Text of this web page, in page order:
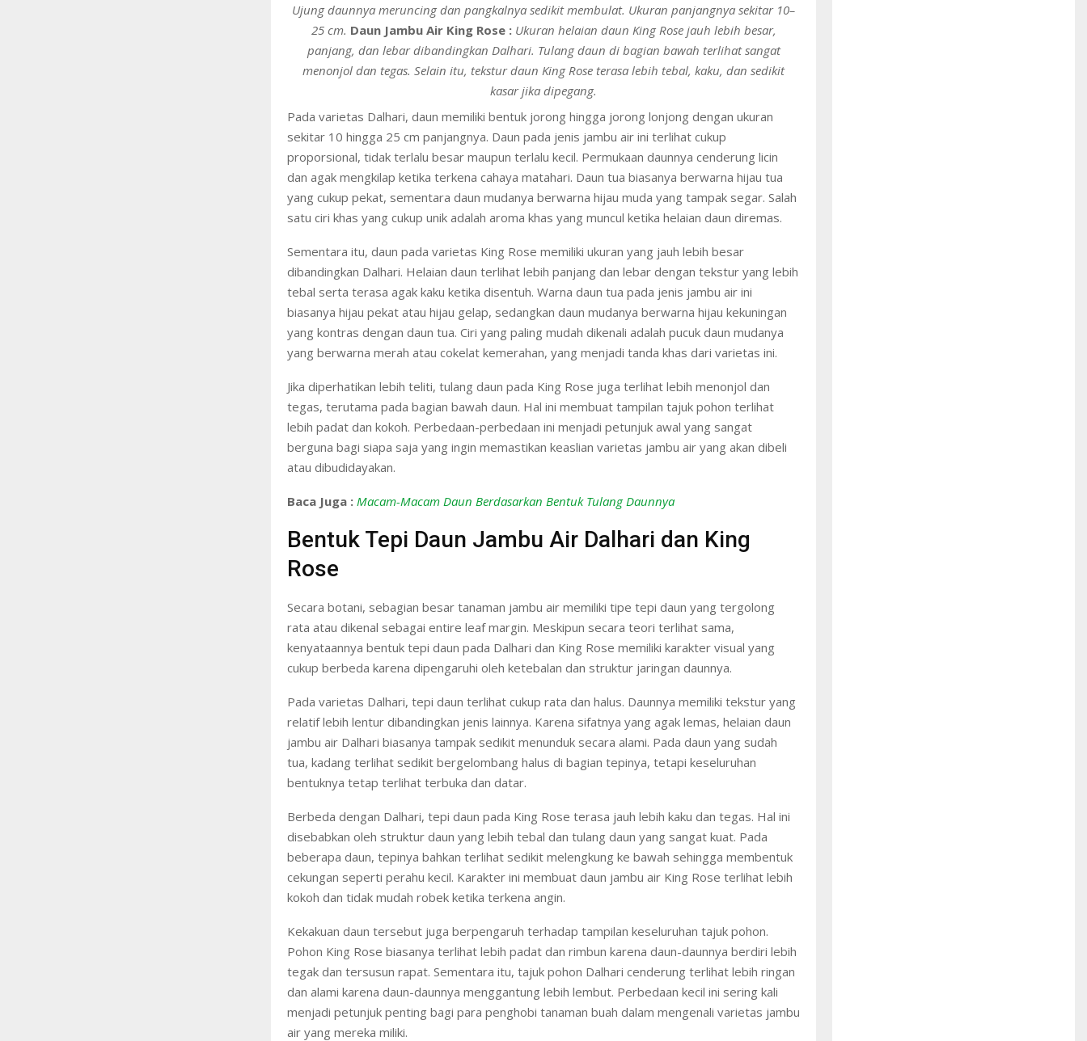
Ujung daunnya meruncing dan pangkalnya sedikit membulat. Ukuran panjangnya sekitar 10–
25 cm. Daun Jambu Air King Rose : Ukuran helaian daun King Rose jauh lebih besar,
panjang, dan lebar dibandingkan Dalhari. Tulang daun di bagian bawah terlihat sangat
menonjol dan tegas. Selain itu, tekstur daun King Rose terasa lebih tebal, kaku, dan sedikit
kasar jika dipegang.
Pada varietas Dalhari, daun memiliki bentuk jorong hingga jorong lonjong dengan ukuran
sekitar 10 hingga 25 cm panjangnya. Daun pada jenis jambu air ini terlihat cukup
proporsional, tidak terlalu besar maupun terlalu kecil. Permukaan daunnya cenderung licin
dan agak mengkilap ketika terkena cahaya matahari. Daun tua biasanya berwarna hijau tua
yang cukup pekat, sementara daun mudanya berwarna hijau muda yang tampak segar. Salah
satu ciri khas yang cukup unik adalah aroma khas yang muncul ketika helaian daun diremas.
Sementara itu, daun pada varietas King Rose memiliki ukuran yang jauh lebih besar
dibandingkan Dalhari. Helaian daun terlihat lebih panjang dan lebar dengan tekstur yang lebih
tebal serta terasa agak kaku ketika disentuh. Warna daun tua pada jenis jambu air ini
biasanya hijau pekat atau hijau gelap, sedangkan daun mudanya berwarna hijau kekuningan
yang kontras dengan daun tua. Ciri yang paling mudah dikenali adalah pucuk daun mudanya
yang berwarna merah atau cokelat kemerahan, yang menjadi tanda khas dari varietas ini.
Jika diperhatikan lebih teliti, tulang daun pada King Rose juga terlihat lebih menonjol dan
tegas, terutama pada bagian bawah daun. Hal ini membuat tampilan tajuk pohon terlihat
lebih padat dan kokoh. Perbedaan-perbedaan ini menjadi petunjuk awal yang sangat
berguna bagi siapa saja yang ingin memastikan keaslian varietas jambu air yang akan dibeli
atau dibudidayakan.
Baca Juga : Macam-Macam Daun Berdasarkan Bentuk Tulang Daunnya
Bentuk Tepi Daun Jambu Air Dalhari dan King
Rose
Secara botani, sebagian besar tanaman jambu air memiliki tipe tepi daun yang tergolong
rata atau dikenal sebagai entire leaf margin. Meskipun secara teori terlihat sama,
kenyataannya bentuk tepi daun pada Dalhari dan King Rose memiliki karakter visual yang
cukup berbeda karena dipengaruhi oleh ketebalan dan struktur jaringan daunnya.
Pada varietas Dalhari, tepi daun terlihat cukup rata dan halus. Daunnya memiliki tekstur yang
relatif lebih lentur dibandingkan jenis lainnya. Karena sifatnya yang agak lemas, helaian daun
jambu air Dalhari biasanya tampak sedikit menunduk secara alami. Pada daun yang sudah
tua, kadang terlihat sedikit bergelombang halus di bagian tepinya, tetapi keseluruhan
bentuknya tetap terlihat terbuka dan datar.
Berbeda dengan Dalhari, tepi daun pada King Rose terasa jauh lebih kaku dan tegas. Hal ini
disebabkan oleh struktur daun yang lebih tebal dan tulang daun yang sangat kuat. Pada
beberapa daun, tepinya bahkan terlihat sedikit melengkung ke bawah sehingga membentuk
cekungan seperti perahu kecil. Karakter ini membuat daun jambu air King Rose terlihat lebih
kokoh dan tidak mudah robek ketika terkena angin.
Kekakuan daun tersebut juga berpengaruh terhadap tampilan keseluruhan tajuk pohon.
Pohon King Rose biasanya terlihat lebih padat dan rimbun karena daun-daunnya berdiri lebih
tegak dan tersusun rapat. Sementara itu, tajuk pohon Dalhari cenderung terlihat lebih ringan
dan alami karena daun-daunnya menggantung lebih lembut. Perbedaan kecil ini sering kali
menjadi petunjuk penting bagi para penghobi tanaman buah dalam mengenali varietas jambu
air yang mereka miliki.